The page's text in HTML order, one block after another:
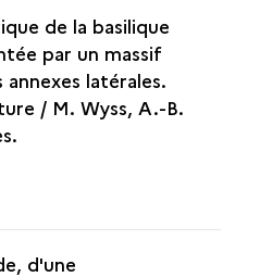
de la basilique
par un massif
latérales.
/ M. Wyss, A.-B.
d'une